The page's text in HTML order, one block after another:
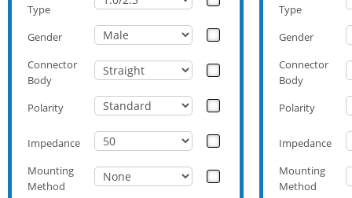
Type
Gender
Connector
Body
Polarity
Impedance
Mounting
Method
Type
Gender
Connector
Body
Polarity
Impedance
Mounting
Method